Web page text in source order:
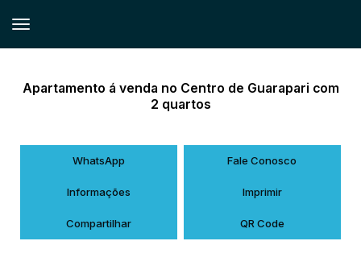
Apartamento á venda no Centro de Guarapari com
2 quartos
WhatsApp Fale Conosco
Informações Imprimir
Compartilhar QR Code